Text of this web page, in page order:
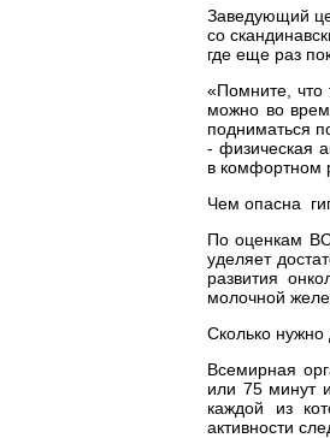
Заведующий
со
где еще раз
«Помните, что
можно во
подниматься
- физическая
в комфортном
Чем опасна
По оценкам
уделяет
развития
молочной
Сколько нужно
Всемирная
или 75 минут
каждой из
активности